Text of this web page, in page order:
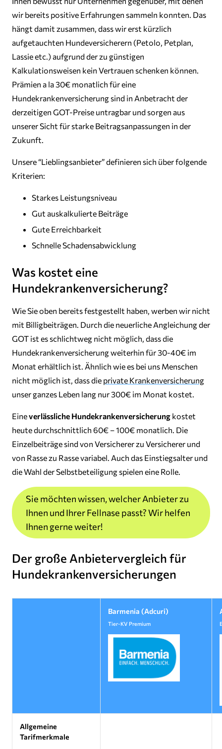
wir bereits positive Erfahrungen sammeln konnten. Das
hängt damit zusammen, dass wir erst kürzlich
aufgetauchten Hundeversicherern (Petolo, Petplan,
Lassie etc.) aufgrund der zu günstigen
Kalkulationsweisen kein Vertrauen schenken können.
Prämien a la 30€ monatlich für eine
Hundekrankenversicherung sind in Anbetracht der
derzeitigen GOT-Preise untragbar und sorgen aus
unserer Sicht für starke Beitragsanpassungen in der
Zukunft.
Unsere “Lieblingsanbieter” definieren sich über folgende
Kriterien:
Starkes Leistungsniveau
Gut auskalkulierte Beiträge
Gute Erreichbarkeit
Schnelle Schadensabwicklung
Was kostet eine
Hundekrankenversicherung?
Wie Sie oben bereits festgestellt haben, werben wir nicht
mit Billigbeiträgen. Durch die neuerliche Angleichung der
GOT ist es schlichtweg nicht möglich, dass die
Hundekrankenversicherung weiterhin für 30-40€ im
Monat erhältlich ist. Ähnlich wie es bei uns Menschen
nicht möglich ist, dass die private Krankenversicherung
unser ganzes Leben lang nur 300€ im Monat kostet.
Eineverlässliche Hundekrankenversicherung kostet
heute durchschnittlich 60€ – 100€ monatlich. Die
Einzelbeiträge sind von Versicherer zu Versicherer und
von Rasse zu Rasse variabel. Auch das Einstiegsalter und
die Wahl der Selbstbeteiligung spielen eine Rolle.
Sie möchten wissen, welcher Anbieter zu
Ihnen und Ihrer Fellnase passt? Wir helfen
Ihnen gerne weiter!
Der große Anbietervergleich für
Hundekrankenversicherungen
Barmenia (Adcuri)
Tier-KV Premium
Allgemeine
Tarifmerkmale